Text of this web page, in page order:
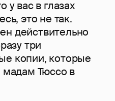
у вас в глазах
это не так.
действительно
три
копии, которые
мадам Тюссо в